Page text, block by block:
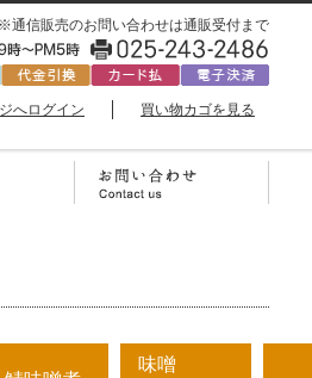
信販売のお問い合わせは通販受付まで
へログイン 買い物カゴを見る
味噌